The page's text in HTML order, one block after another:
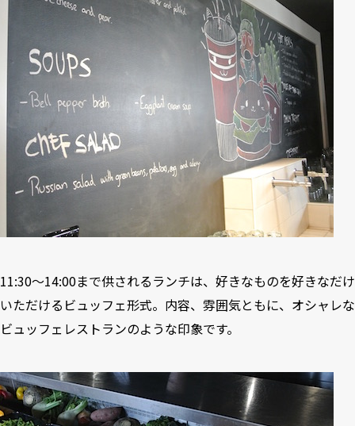
11:30〜14:00まで供されるランチは、好きなものを好きなだけ
いただけるビュッフェ形式。内容、雰囲気ともに、オシャレな
ビュッフェレストランのような印象です。